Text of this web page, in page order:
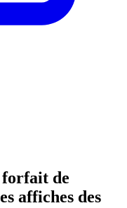
forfait de
affiches des